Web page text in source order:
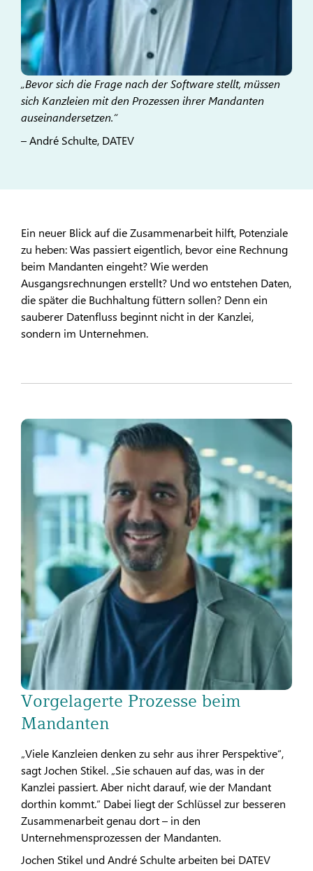
„Bevor sich die Frage nach der Software stellt, müssen
sich Kanzleien mit den Prozessen ihrer Mandanten
auseinandersetzen.“
– André Schulte, DATEV
Ein neuer Blick auf die Zusammenarbeit hilft, Potenziale
zu heben: Was passiert eigentlich, bevor eine Rechnung
beim Mandanten eingeht? Wie werden
Ausgangsrechnungen erstellt? Und wo entstehen Daten,
die später die Buchhaltung füttern sollen? Denn ein
sauberer Datenfluss beginnt nicht in der Kanzlei,
sondern im Unternehmen.
Vorgelagerte Prozesse beim
Mandanten
„Viele Kanzleien denken zu sehr aus ihrer Perspektive“,
sagt Jochen Stikel. „Sie schauen auf das, was in der
Kanzlei passiert. Aber nicht darauf, wie der Mandant
dorthin kommt.“ Dabei liegt der Schlüssel zur besseren
Zusammenarbeit genau dort – in den
Unternehmensprozessen der Mandanten.
Jochen Stikel und André Schulte arbeiten bei DATEV